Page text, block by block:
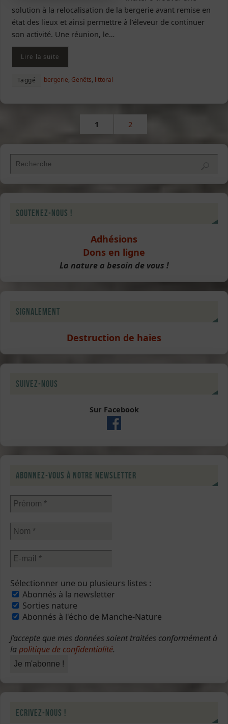
solution à la relocalisation de la bergerie avant remise en
état des lieux et ainsi permettre à l’éleveur de continuer
son activité. Une réunion, le…
Lire la suite
Taggé bergerie, Genêts, littoral
1 2
Soutenez-nous !
Adhésions
Dons en ligne
La nature a besoin de vous !
Signalement
Destruction de haies
Suivez-nous
Sur Facebook
Abonnez-vous à notre newsletter
Sélectionner une ou plusieurs listes :
Abonnés à la newsletter
Sorties nature
Abonnés à l'écho de Manche-Nature
J’accepte que mes données soient traitées conformément à
lapolitique de confidentialité.
Ecrivez-nous !